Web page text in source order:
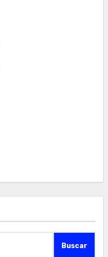
Buscar